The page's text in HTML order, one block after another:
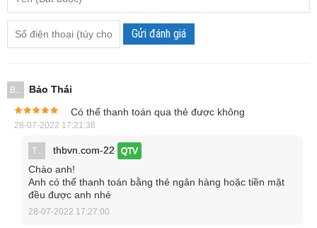
TLP HHL-5F dễ dàng chuyển đổi qua lại giữa 2 chấu và 3
Gửi đánh giá
B...
Bảo Thái
Có thể thanh toán qua thẻ được không
28-07-2022 17:21:36
T... thbvn.com-22 QTV
Chào anh!
Anh có thể thanh toán bằng thẻ ngân hàng hoặc tiền mặt
đều được anh nhé
28-07-2022 17:27:00